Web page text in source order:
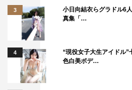
3
小日向結衣らグラドル6
真集「…
4
“現役女子大生アイドル”
色白美ボデ…